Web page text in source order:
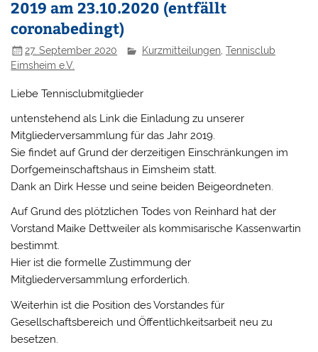
2019 am 23.10.2020 (entfällt
coronabedingt)
27. September 2020 Kurzmitteilungen ,Tennisclub
Eimsheim e.V.
Liebe Tennisclubmitglieder
untenstehend als Link die Einladung zu unserer
Mitgliederversammlung für das Jahr 2019.
Sie findet auf Grund der derzeitigen Einschränkungen im
Dorfgemeinschaftshaus in Eimsheim statt.
Dank an Dirk Hesse und seine beiden Beigeordneten.
Auf Grund des plötzlichen Todes von Reinhard hat der
Vorstand Maike Dettweiler als kommisarische Kassenwartin
bestimmt.
Hier ist die formelle Zustimmung der
Mitgliederversammlung erforderlich.
Weiterhin ist die Position des Vorstandes für
Gesellschaftsbereich und Öffentlichkeitsarbeit neu zu
besetzen.